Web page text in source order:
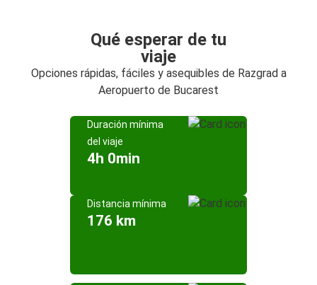
Qué esperar de tu
viaje
Opciones rápidas, fáciles y asequibles de Razgrad a
Aeropuerto de Bucarest
Duración mínima
del viaje
4h 0min
Distancia mínima
176 km